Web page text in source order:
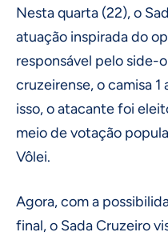
Nesta quarta (22), o
atuação inspirada do
responsável pelo side-
cruzeirense, o camisa
isso, o atacante foi
meio de votação
Vôlei.
Agora, com a
final, o Sada Cruzeiro